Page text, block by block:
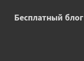
Бесплатный блог